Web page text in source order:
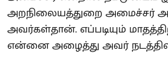
அறநிலையத்துறை அமைச்சர்
அவர்கள்தான். எப்படியும்
என்னை அழைத்து அவர்